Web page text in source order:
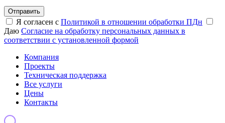
Отправить
Я согласен с Политикой в отношении обработки ПДн
Даю Согласие на обработку персональных данных в
соответствии с установленной формой
Компания
Проекты
Техническая поддержка
Все услуги
Цены
Контакты